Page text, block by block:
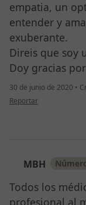
empatia, un
entender y
exuberante.
Direis que soy
Doy gracias
30 de junio de 2020 •
en opinión del usuario
Reportar
MBH
Todos los
profesional al